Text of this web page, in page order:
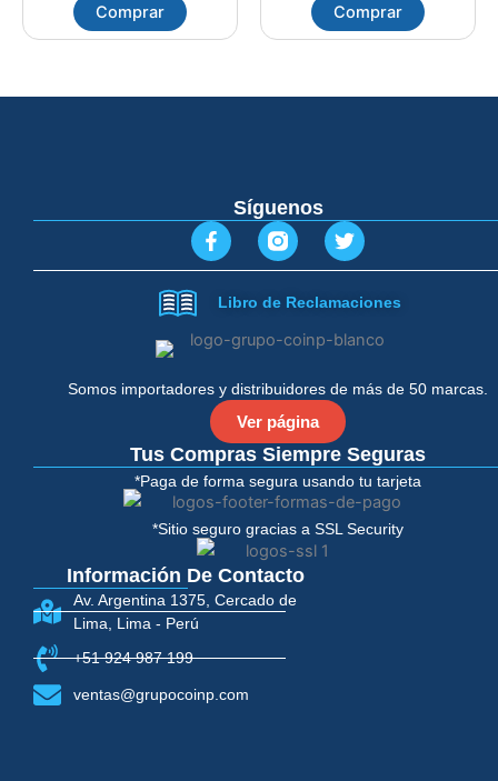
Comprar Comprar
Somos importadores y distribuidores de más de 50 marcas.
Ver página
Tus Compras Siempre Seguras
*Paga de forma segura usando tu tarjeta
*Sitio seguro gracias a SSL Security
Información De Contacto
Av. Argentina 1375, Cercado de
Lima, Lima - Perú
+51 924 987 199
ventas@grupocoinp.com
Síguenos
F
a
c
b
o
-
f
T
w
i
t
e
r
Libro de Reclamaciones